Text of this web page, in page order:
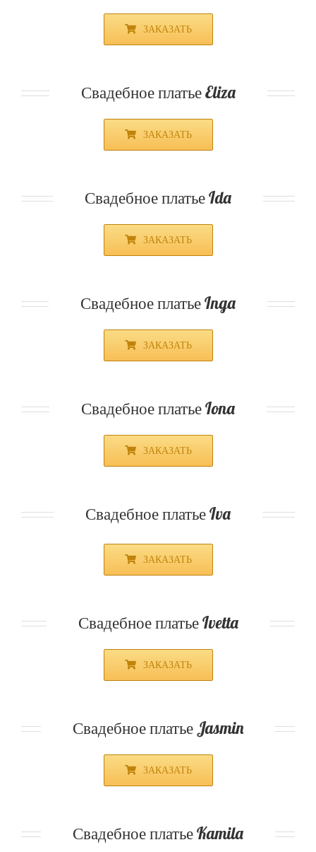
ЗАКАЗАТЬ
Свадебное платье Eliza
ЗАКАЗАТЬ
Свадебное платье Ida
ЗАКАЗАТЬ
Свадебное платье Inga
ЗАКАЗАТЬ
Свадебное платье Iona
ЗАКАЗАТЬ
Свадебное платье Iva
ЗАКАЗАТЬ
Свадебное платье Ivetta
ЗАКАЗАТЬ
Свадебное платье Jasmin
ЗАКАЗАТЬ
Свадебное платье Kamila